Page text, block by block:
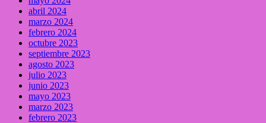
abril 2024
marzo 2024
febrero 2024
octubre 2023
septiembre 2023
agosto 2023
julio 2023
junio 2023
mayo 2023
marzo 2023
febrero 2023